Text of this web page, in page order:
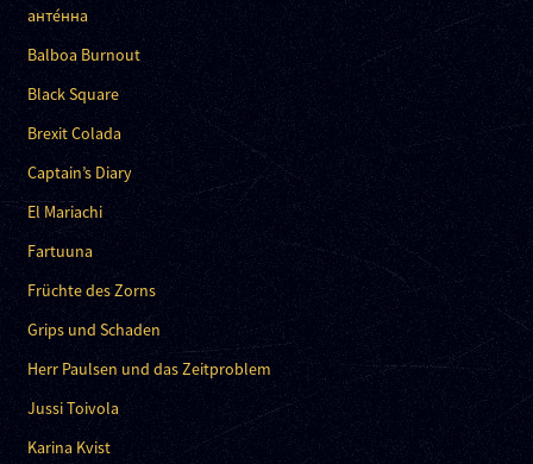
анте́нна
Balboa Burnout
Black Square
Brexit Colada
Captain’s Diary
El Mariachi
Fartuuna
Früchte des Zorns
Grips und Schaden
Herr Paulsen und das Zeitproblem
Jussi Toivola
Karina Kvist